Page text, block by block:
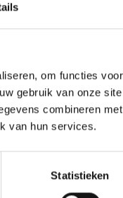
om functies
gebruik van onze
combineren
van hun services.
Statistieken